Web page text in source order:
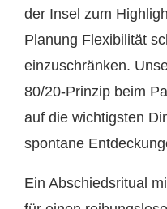
der Insel zum
Planung Flexibilität
einzuschränken.
80/20-Prinzip beim
auf die wichtigsten
spontane
Ein Abschiedsritual